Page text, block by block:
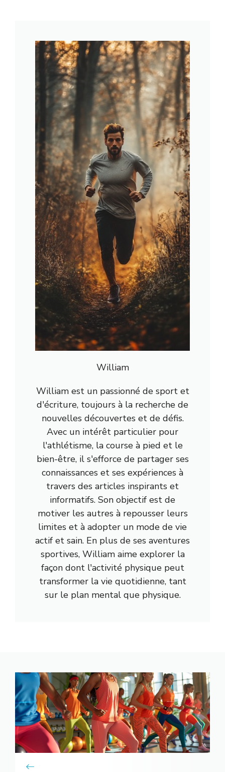
William
William est un passionné de sport et
d'écriture, toujours à la recherche de
nouvelles découvertes et de défis.
Avec un intérêt particulier pour
l'athlétisme, la course à pied et le
bien-être, il s'efforce de partager ses
connaissances et ses expériences à
travers des articles inspirants et
informatifs. Son objectif est de
motiver les autres à repousser leurs
limites et à adopter un mode de vie
actif et sain. En plus de ses aventures
sportives, William aime explorer la
façon dont l'activité physique peut
transformer la vie quotidienne, tant
sur le plan mental que physique.